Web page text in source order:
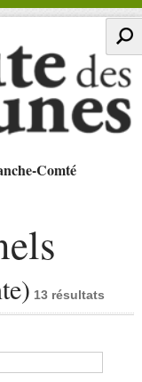
Comté
13 résultats